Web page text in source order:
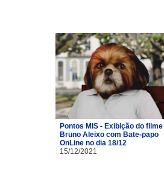
Pontos MIS - Exibição do filme
Bruno Aleixo com Bate-papo
OnLine no dia 18/12
15/12/2021